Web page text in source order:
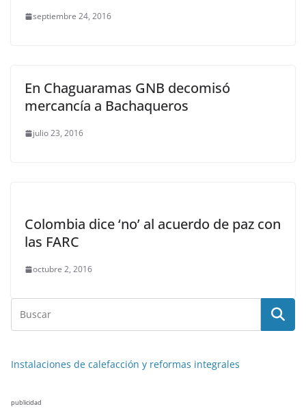
septiembre 24, 2016
En Chaguaramas GNB decomisó
mercancía a Bachaqueros
julio 23, 2016
Colombia dice ‘no’ al acuerdo de paz con
las FARC
octubre 2, 2016
Instalaciones de calefacción y reformas integrales
publicidad